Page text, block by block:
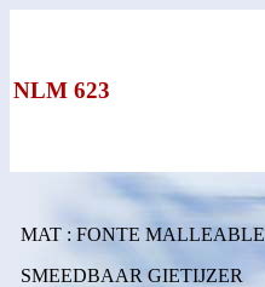
NLM 623
MAT : FONTE MALLEABLE
SMEEDBAAR GIETIJZER